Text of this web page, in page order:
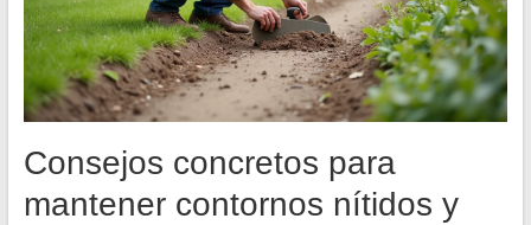
Consejos concretos para
mantener contornos nítidos y